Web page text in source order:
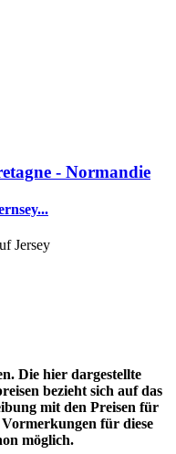
- Normandie
Jersey
Die hier dargestellte
bezieht sich auf das
mit den Preisen für
für diese
möglich.